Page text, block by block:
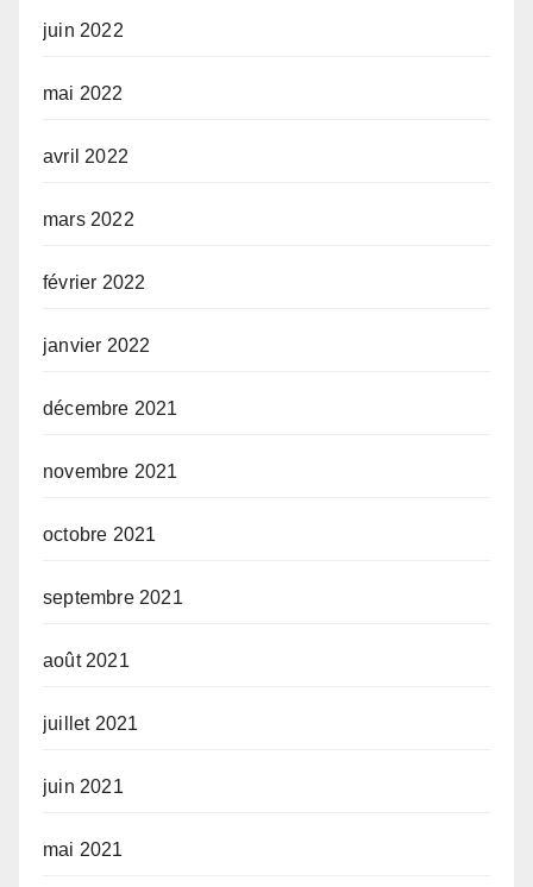
juin 2022
mai 2022
avril 2022
mars 2022
février 2022
janvier 2022
décembre 2021
novembre 2021
octobre 2021
septembre 2021
août 2021
juillet 2021
juin 2021
mai 2021